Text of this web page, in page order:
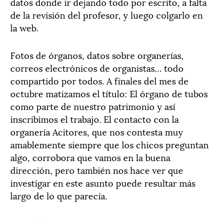
de la revisión del profesor, y luego colgarlo en
la web.
Fotos de órganos, datos sobre organerías,
correos electrónicos de organistas… todo
compartido por todos. A finales del mes de
octubre matizamos el título: El órgano de tubos
como parte de nuestro patrimonio y así
inscribimos el trabajo. El contacto con la
organería Acitores, que nos contesta muy
amablemente siempre que los chicos preguntan
algo, corrobora que vamos en la buena
dirección, pero también nos hace ver que
investigar en este asunto puede resultar más
largo de lo que parecía.